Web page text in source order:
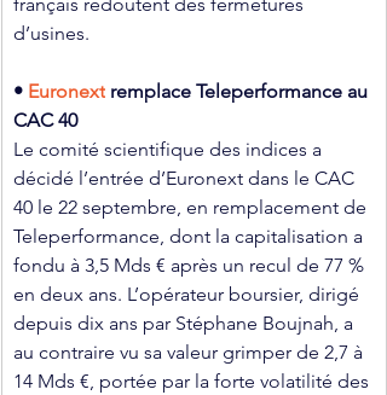
d’usines.
• Euronext remplace Teleperformance au
CAC 40
Le comité scientifique des indices a
décidé l’entrée d’Euronext dans le CAC
40 le 22 septembre, en remplacement de
Teleperformance, dont la capitalisation a
fondu à 3,5 Mds € après un recul de 77 %
en deux ans. L’opérateur boursier, dirigé
depuis dix ans par Stéphane Boujnah, a
au contraire vu sa valeur grimper de 2,7 à
14 Mds €, portée par la forte volatilité des